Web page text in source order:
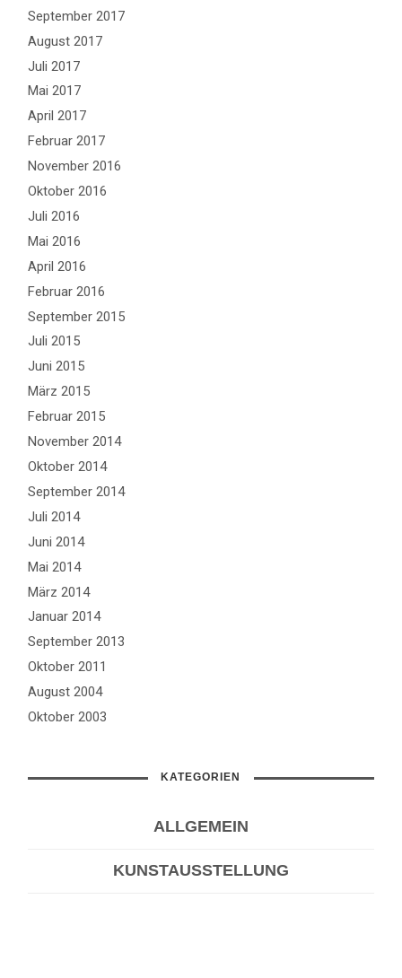
September 2017
August 2017
Juli 2017
Mai 2017
April 2017
Februar 2017
November 2016
Oktober 2016
Juli 2016
Mai 2016
April 2016
Februar 2016
September 2015
Juli 2015
Juni 2015
März 2015
Februar 2015
November 2014
Oktober 2014
September 2014
Juli 2014
Juni 2014
Mai 2014
März 2014
Januar 2014
September 2013
Oktober 2011
August 2004
Oktober 2003
KATEGORIEN
ALLGEMEIN
KUNSTAUSSTELLUNG